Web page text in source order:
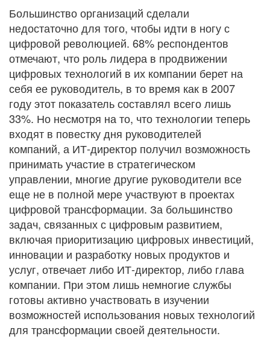
Большинство организаций сделали
недостаточно для того, чтобы идти в ногу с
цифровой революцией. 68% респондентов
отмечают, что роль лидера в продвижении
цифровых технологий в их компании берет на
себя ее руководитель, в то время как в 2007
году этот показатель составлял всего лишь
33%. Но несмотря на то, что технологии теперь
входят в повестку дня руководителей
компаний, а ИТ-директор получил возможность
принимать участие в стратегическом
управлении, многие другие руководители все
еще не в полной мере участвуют в проектах
цифровой трансформации. За большинство
задач, связанных с цифровым развитием,
включая приоритизацию цифровых инвестиций,
инновации и разработку новых продуктов и
услуг, отвечает либо ИТ-директор, либо глава
компании. При этом лишь немногие службы
готовы активно участвовать в изучении
возможностей использования новых технологий
для трансформации своей деятельности.